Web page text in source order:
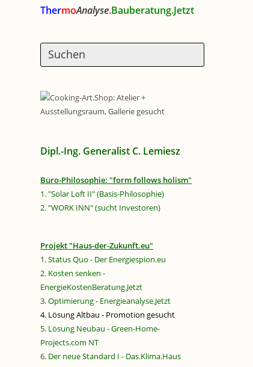
ThermoAnalyse.Bauberatung.Jetzt
Dipl.-Ing. Generalist C. Lemiesz
Büro-Philosophie: "form follows holism"
1. "Solar Loft II" (Basis-Philosophie)
2. "WORK INN" (sucht Investoren)
Projekt "Haus-der-Zukunft.eu"
1. Status Quo - Der Energiespion.eu
2. Kosten senken -
EnergieKostenBeratung.Jetzt
3. Optimierung - Energieanalyse.Jetzt
4. Lösung Altbau - Promotion gesucht
5. Lösung Neubau - Green-Home-
Projects.com NT
6. Der neue Standard I - Das.Klima.Haus